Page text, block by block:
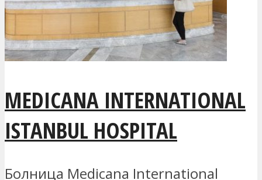
MEDICANA INTERNATIONAL
ISTANBUL HOSPITAL
Болница Medicana International